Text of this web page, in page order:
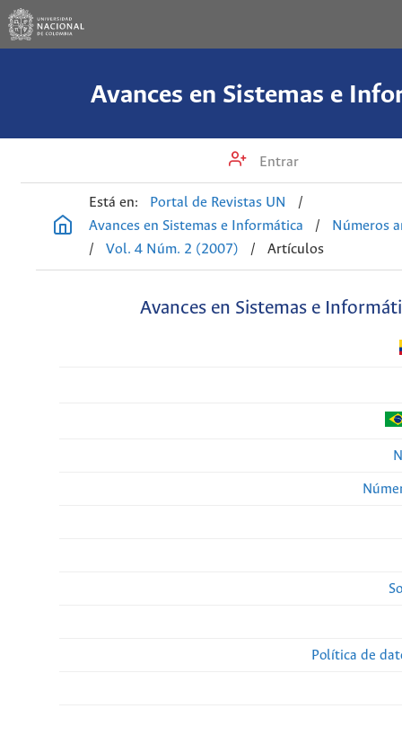
Avances en Sistemas e
Entrar
Está en: Portal de Revistas UN
/
Avances en Sistemas e Informática
/
Números
/
Vol. 4 Núm. 2 (2007) / Artículos
Avances en Sistemas e
Política de